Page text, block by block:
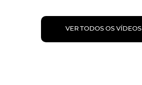
VER TODOS OS VÍDEOS